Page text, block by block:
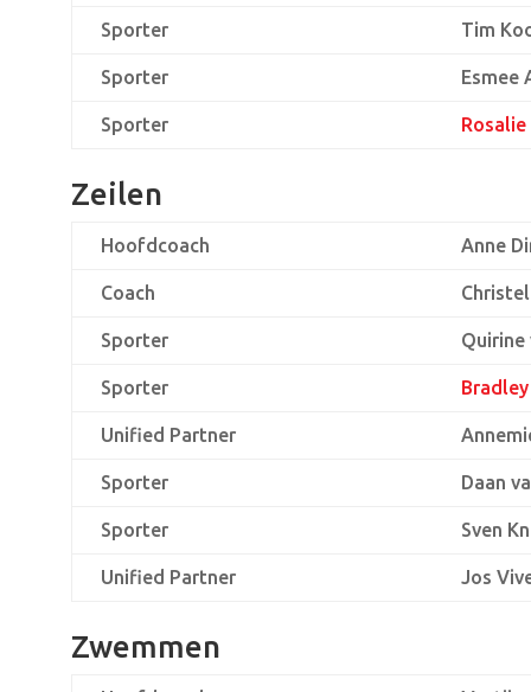
Sporter Tim
Sporter Esmee
Sporter
Zeilen
Hoofdcoach Anne
Coach
Sporter Quirine
Sporter
Unified Partner
Sporter Daan
Sporter Sven
Unified Partner Jos
Zwemmen